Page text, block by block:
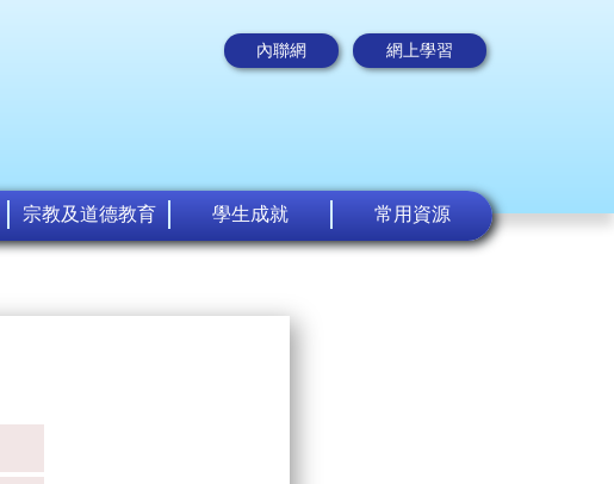
內聯網 網上學習
宗教及道德教育 學生成就 常用資源